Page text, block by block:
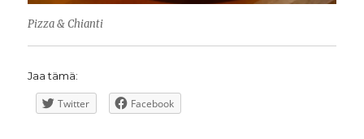
Pizza & Chianti
Jaa tämä:
Twitter Facebook